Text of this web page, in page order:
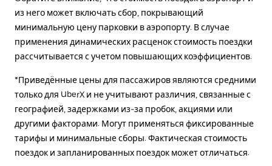
из него может включать сбор, покрывающий
минимальную цену парковки в аэропорту. В случае
применения динамических расценок стоимость поездки
рассчитывается с учетом повышающих коэффициентов.
*Приведённые цены для пассажиров являются средними
только для UberX и не учитывают различия, связанные с
географией, задержками из-за пробок, акциями или
другими факторами. Могут применяться фиксированные
тарифы и минимальные сборы. Фактическая стоимость
поездок и запланированных поездок может отличаться.